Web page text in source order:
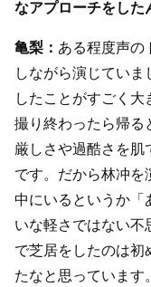
なアプローチをした
亀梨： ある程度声の
しながら演じてい
したことがすごく大
撮り終わったら帰る
厳しさや過酷さを
です。だから林冲
中にいるというか「
いな軽さではない不
で芝居をしたのは初
たなと思っています。